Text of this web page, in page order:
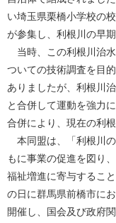
い埼玉県栗橋小学校の
が参集し、利根川の早
当時、この利根川治
ついての技術調査を目
ありましたが、利根川
と合併して運動を強力
合併により、現在の利
本同盟は、「利根川
もに事業の促進を図り
福祉増進に寄与するこ
の日に群馬県前橋市に
開催し、国会及び政府